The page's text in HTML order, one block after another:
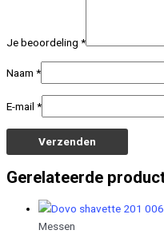
Je beoordeling *
Naam *
E-mail *
Gerelateerde
Messen